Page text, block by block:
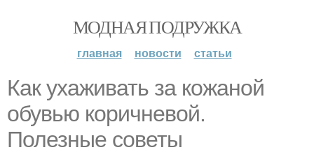
МОДНАЯ ПОДРУЖКА
главная новости статьи
Как ухаживать за кожаной
обувью коричневой.
Полезные советы